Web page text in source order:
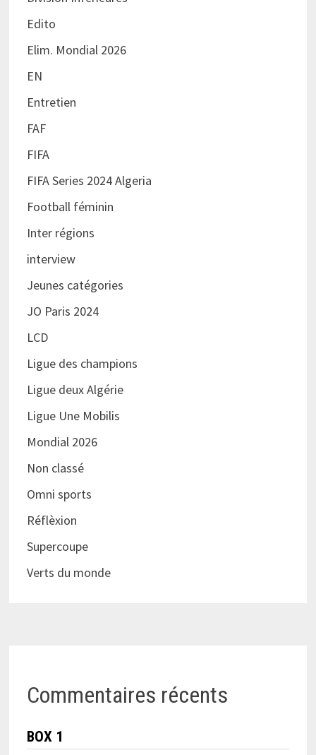
Edito
Elim. Mondial 2026
EN
Entretien
FAF
FIFA
FIFA Series 2024 Algeria
Football féminin
Inter régions
interview
Jeunes catégories
JO Paris 2024
LCD
Ligue des champions
Ligue deux Algérie
Ligue Une Mobilis
Mondial 2026
Non classé
Omni sports
Réflèxion
Supercoupe
Verts du monde
Commentaires récents
BOX 1